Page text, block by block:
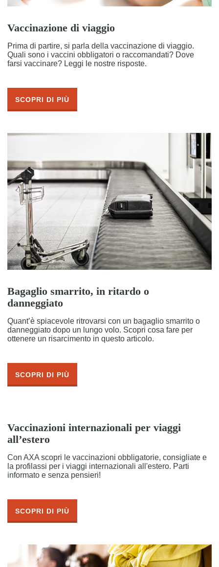
Vaccinazione di viaggio
Prima di partire, si parla della vaccinazione di viaggio.
Quali sono i vaccini obbligatori o raccomandati? Dove
farsi vaccinare? Leggi le nostre risposte.
SCOPRI DI PIÙ
Bagaglio smarrito, in ritardo o
danneggiato
Quant’è spiacevole ritrovarsi con un bagaglio smarrito o
danneggiato dopo un lungo volo. Scopri cosa fare per
ottenere un risarcimento in questo articolo.
SCOPRI DI PIÙ
Vaccinazioni internazionali per viaggi
all’estero
Con AXA scopri le vaccinazioni obbligatorie, consigliate e
la profilassi per i viaggi internazionali all'estero. Parti
informato e senza pensieri!
SCOPRI DI PIÙ